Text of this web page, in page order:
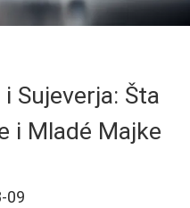
Sujeverja: Šta
i Mladé Majke
09